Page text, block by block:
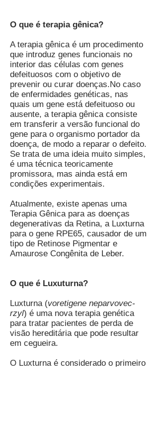
O que é terapia gênica?
A terapia gênica é um procedimento
que introduz genes funcionais no
interior das células com genes
defeituosos com o objetivo de
prevenir ou curar doenças.No caso
de enfermidades genéticas, nas
quais um gene está defeituoso ou
ausente, a terapia gênica consiste
em transferir a versão funcional do
gene para o organismo portador da
doença, de modo a reparar o defeito.
Se trata de uma ideia muito simples,
é uma técnica teoricamente
promissora, mas ainda está em
condições experimentais.
Atualmente, existe apenas uma
Terapia Gênica para as doenças
degenerativas da Retina, a Luxturna
para o gene RPE65, causador de um
tipo de Retinose Pigmentar e
Amaurose Congênita de Leber.
O que é Luxuturna?
Luxturna (voretigene neparvovec-
rzyl) é uma nova terapia genética
para tratar pacientes de perda de
visão hereditária que pode resultar
em cegueira.
O Luxturna é considerado o primeiro